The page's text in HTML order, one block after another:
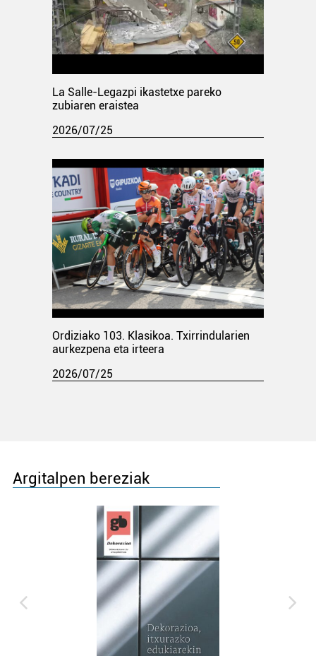
La Salle-Legazpi ikastetxe pareko
zubiaren eraistea
2026/07/25
Ordiziako 103. Klasikoa. Txirrindularien
aurkezpena eta irteera
2026/07/25
Argitalpen bereziak